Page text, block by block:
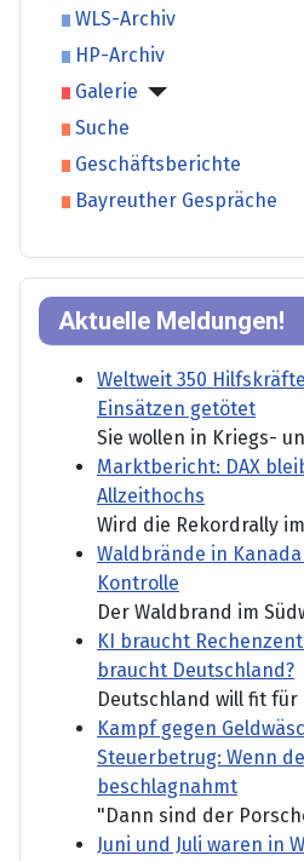
WLS-Archiv
HP-Archiv
Galerie
Suche
Geschäftsberichte
Bayreuther Gespräche
Aktuelle Meldungen!
Weltweit 350
Einsätzen getötet
Sie wollen in Kriegs-
Marktbericht: DAX
Allzeithochs
Wird die Rekordrally im
Waldbrände in
Kontrolle
Der Waldbrand im
KI braucht
braucht Deutschland?
Deutschland will fit für
Kampf gegen
Steuerbetrug: Wenn
beschlagnahmt
"Dann sind der
Juni und Juli waren in